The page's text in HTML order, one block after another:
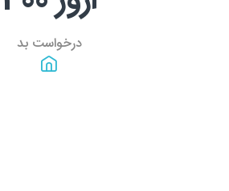
درخواست بد